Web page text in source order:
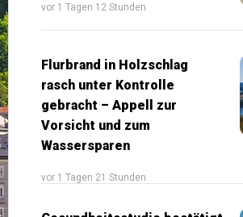
vor 1 Tagen 12 Stunden
Flurbrand in Holzschlag
rasch unter Kontrolle
gebracht – Appell zur
Vorsicht und zum
Wassersparen
vor 1 Tagen 21 Stunden